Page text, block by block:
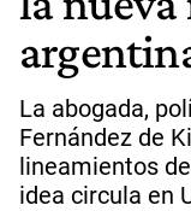
La abogada,
Fernández de
lineamientos
idea circula en